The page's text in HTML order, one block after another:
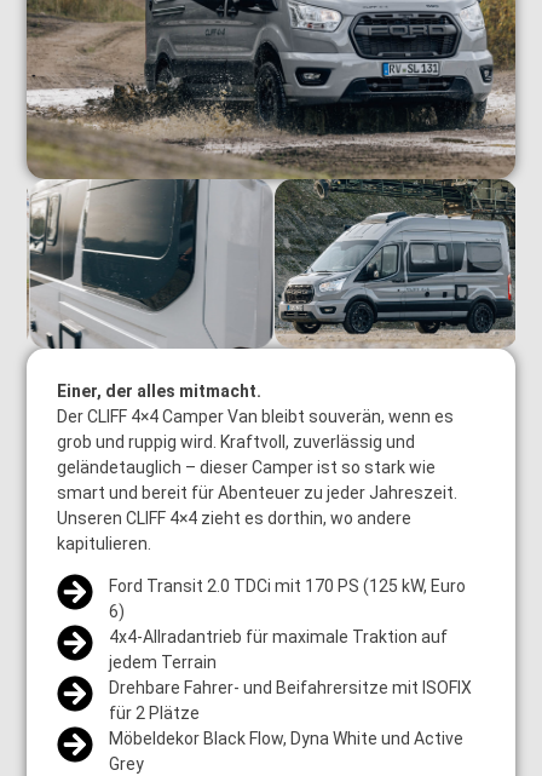
Einer, der alles mitmacht.
Der CLIFF 4×4 Camper Van bleibt souverän, wenn es
grob und ruppig wird. Kraftvoll, zuverlässig und
geländetauglich – dieser Camper ist so stark wie
smart und bereit für Abenteuer zu jeder Jahreszeit.
Unseren CLIFF 4×4 zieht es dorthin, wo andere
kapitulieren.
Ford Transit 2.0 TDCi mit 170 PS (125 kW, Euro
6)
4x4-Allradantrieb für maximale Traktion auf
jedem Terrain
Drehbare Fahrer- und Beifahrersitze mit ISOFIX
für 2 Plätze
Möbeldekor Black Flow, Dyna White und Active
Grey